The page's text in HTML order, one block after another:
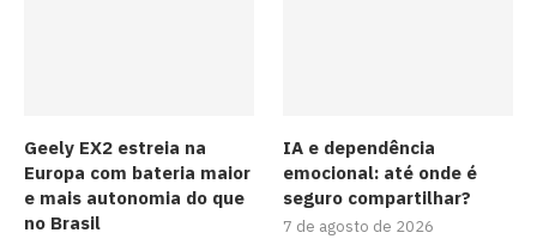
Geely EX2 estreia na
Europa com bateria maior
e mais autonomia do que
no Brasil
IA e dependência
emocional: até onde é
seguro compartilhar?
7 de agosto de 2026